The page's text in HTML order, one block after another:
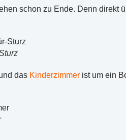
schon zu Ende. Denn direkt
das Kinderzimmerist um ein